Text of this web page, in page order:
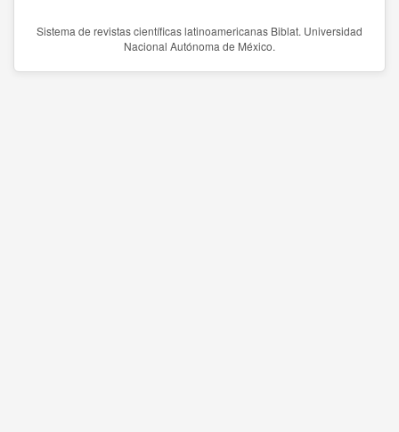
Sistema de revistas científicas latinoamericanas Biblat. Universidad
Nacional Autónoma de México.